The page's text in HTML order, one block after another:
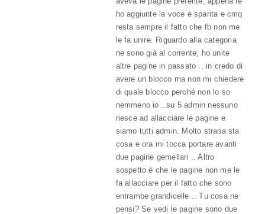
ho aggiunte la voce è sparita e cmq
resta sempre il fatto che fb non me
le fa unire. Riguardo alla categoria
ne sono già al corrente, ho unite
altre pagine in passato .. in credo di
avere un blocco ma non mi chiedere
di quale blocco perchè non lo so
nemmeno io ..su 5 admin nessuno
riesce ad allacciare le pagine e
siamo tutti admin. Molto strana sta
cosa e ora mi tocca portare avanti
due pagine gemellari .. Altro
sospetto è che le pagine non me le
fa allacciare per il fatto che sono
entrambe grandicelle .. Tu cosa ne
pensi? Se vedi le pagine sono due